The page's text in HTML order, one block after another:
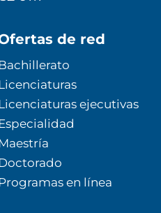
de red
Bachillerato
Licenciaturas
Licenciaturas ejecutivas
Especialidad
Maestría
Doctorado
Programas en línea